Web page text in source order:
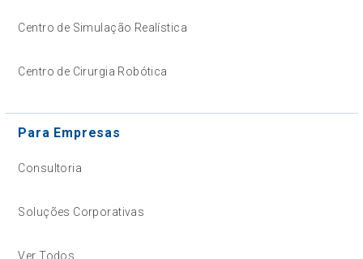
Centro de Simulação Realística
Centro de Cirurgia Robótica
Para Empresas
Consultoria
Soluções Corporativas
Ver Todos